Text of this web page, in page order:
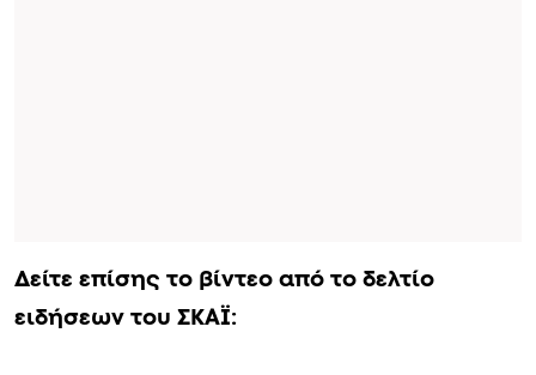
Δείτε επίσης το βίντεο από το δελτίο
ειδήσεων του ΣΚΑΪ: